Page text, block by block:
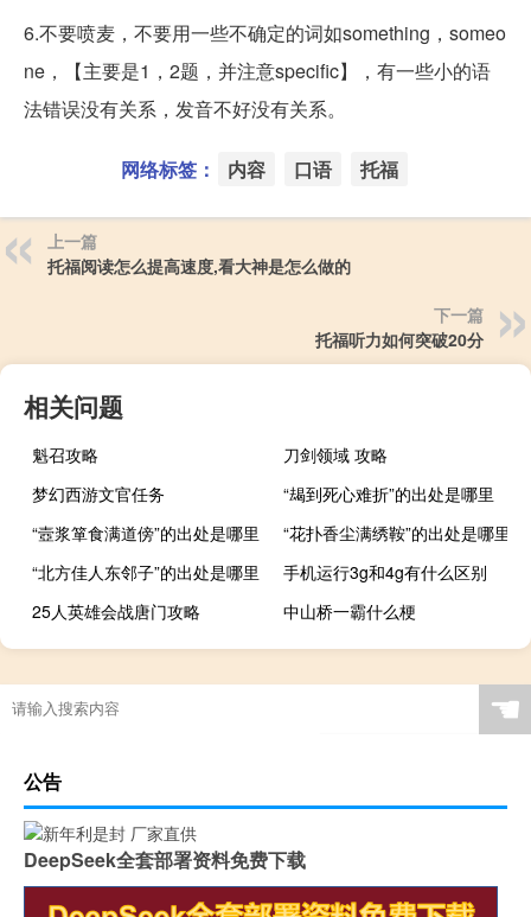
6.不要喷麦，不要用一些不确定的词如something，someo
ne，【主要是1，2题，并注意specific】，有一些小的语
法错误没有关系，发音不好没有关系。
网络标签： 内容 口语 托福
上一篇
托福阅读怎么提高速度,看大神是怎么做的
下一篇
托福听力如何突破20分
相关问题
魁召攻略
刀剑领域 攻略
梦幻西游文官任务
“朅到死心难折”的出处是哪里
“壼浆箪食满道傍”的出处是哪里
“花扑香尘满绣鞍”的出处是哪里
“北方佳人东邻子”的出处是哪里
手机运行3g和4g有什么区别
25人英雄会战唐门攻略
中山桥一霸什么梗
☚
公告
DeepSeek全套部署资料免费下载